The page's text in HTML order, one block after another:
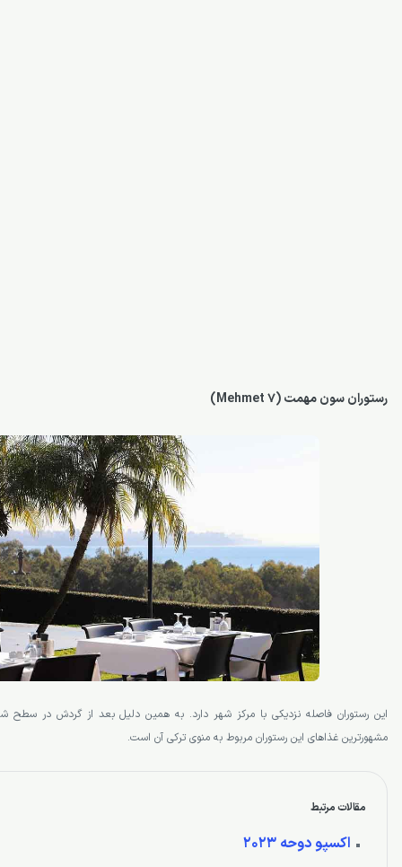
رستوران سون مهمت (7 Mehmet)
این رستوران فاصله نزدیکی با مرکز شهر دارد. به همین دلیل بعد از گردش در سطح
مشهورترین غذاهای این رستوران مربوط به منوی ترکی آن است.
مقالات مرتبط
اکسپو دوحه 2023